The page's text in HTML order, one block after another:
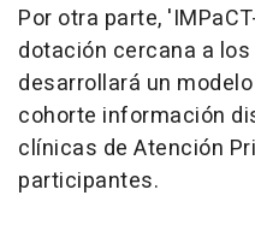
Por otra parte,
dotación cercana a
desarrollará un
cohorte información
clínicas de Atención
participantes.